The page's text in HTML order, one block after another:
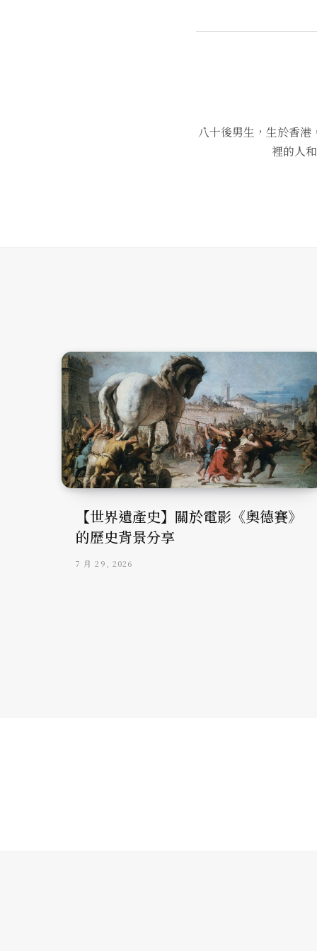
八十後男生，生於香
裡的人
【世界遺產史】關於電影《奧德賽》
的歷史背景分享
7 月 29, 2026